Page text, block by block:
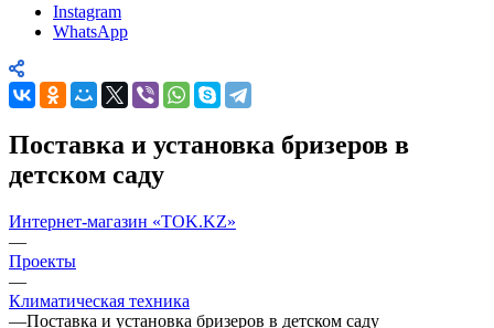
Instagram
WhatsApp
Поставка и установка бризеров в
детском саду
Интернет-магазин «TOK.KZ»
—
Проекты
—
Климатическая техника
—Поставка и установка бризеров в детском саду